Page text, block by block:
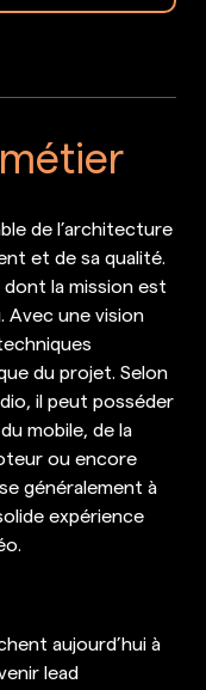
de l’architecture
et de sa qualité.
la mission est
Avec une vision
du projet. Selon
il peut posséder
mobile, de la
ou encore
généralement à
expérience
aujourd’hui à
lead